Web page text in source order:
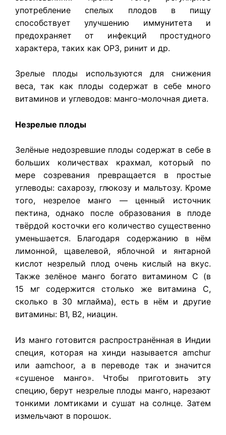
употребление спелых плодов в пищу
способствует улучшению иммунитета и
предохраняет от инфекций простудного
характера, таких как ОРЗ, ринит и др.
Зрелые плоды используются для снижения
веса, так как плоды содержат в себе много
витаминов и углеводов: манго-молочная диета.
Незрелые плоды
Зелёные недозревшие плоды содержат в себе в
больших количествах крахмал, который по
мере созревания превращается в простые
углеводы: сахарозу, глюкозу и мальтозу. Кроме
того, незрелое манго — ценный источник
пектина, однако после образования в плоде
твёрдой косточки его количество существенно
уменьшается. Благодаря содержанию в нём
лимонной, щавелевой, яблочной и янтарной
кислот незрелый плод очень кислый на вкус.
Также зелёное манго богато витамином С (в
15 мг содержится столько же витамина С,
сколько в 30 мглайма), есть в нём и другие
витамины: B1, B2, ниацин.
Из манго готовится распространённая в Индии
специя, которая на хинди называется amchur
или aamchoor, а в переводе так и значится
«сушеное манго». Чтобы приготовить эту
специю, берут незрелые плоды манго, нарезают
тонкими ломтиками и сушат на солнце. Затем
измельчают в порошок.